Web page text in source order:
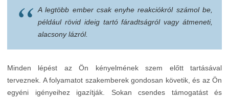
A legtöbb ember csak enyhe reakciókról számol be,
például rövid ideig tartó fáradtságról vagy átmeneti,
alacsony lázról.
Minden lépést az Ön kényelmének szem előtt tartásával
terveznek. A folyamatot szakemberek gondosan követik, és az Ön
egyéni igényeihez igazítják. Sokan csendes támogatást és